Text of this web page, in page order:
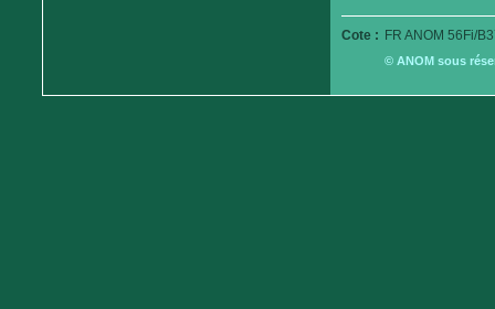
Cote : FR ANOM 56Fi/
© ANOM sous